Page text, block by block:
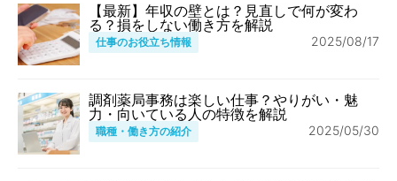
【最新】年収の壁とは？見直しで何が変わ
る？損をしない働き方を解説
仕事のお役立ち情報 2025/08/17
調剤薬局事務は楽しい仕事？やりがい・魅
力・向いている人の特徴を解説
職種・働き方の紹介 2025/05/30